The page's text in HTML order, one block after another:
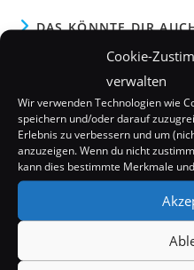
Cookie-
verwalten
Wir verwenden Technologien wie
speichern und/oder darauf
Erlebnis zu verbessern und um
anzuzeigen. Wenn du nicht
kann dies bestimmte Merkmale
DAS KÖNNTE DIR